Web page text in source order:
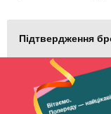
Підтвердження